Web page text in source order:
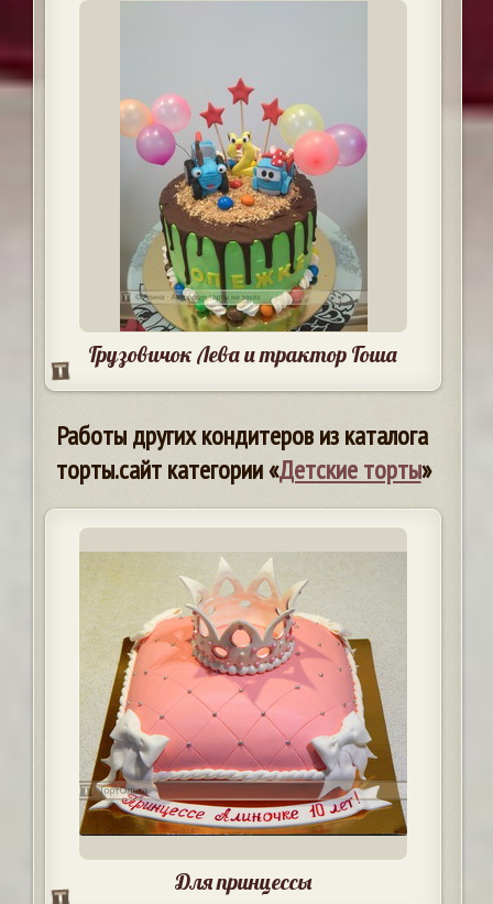
Грузовичок Лева и трактор Гоша
Работы других кондитеров из каталога
торты.сайт категории «Детские торты»
Для принцессы